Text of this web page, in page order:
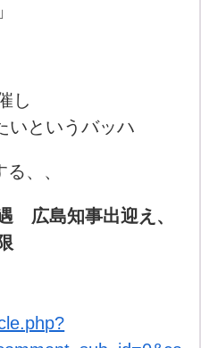
し
いというバッハ
、、
広島知事出迎え、